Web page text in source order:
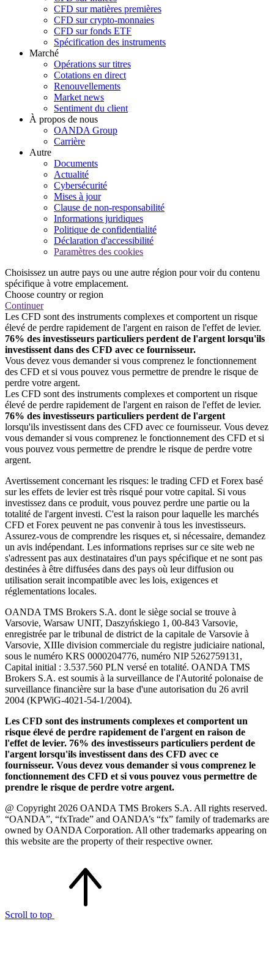
CFD sur matières premières
CFD sur crypto-monnaies
CFD sur fonds ETF
Spécification des instruments
Marché
Opérations sur titres
Cotations en direct
Renouvellements
Market news
Sentiment du client
À propos de nous
OANDA Group
Carrière
Autre
Documents
Actualité
Cybersécurité
Mises à jour
Clause de non-responsabilité
Informations juridiques
Politique de confidentialité
Déclaration d'accessibilité
Paramètres des cookies
Choisissez un autre pays ou une autre région pour voir du contenu
spécifique à votre emplacement.
Choose country or region
Continuer
Les CFD sont des instruments complexes et comportent un risque
élevé de perdre rapidement de l'argent en raison de l'effet de levier.
76% des investisseurs particuliers perdent de l'argent lorsqu'ils
investissent dans des CFD avec ce fournisseur.
Vous devez vous demander si vous comprenez le fonctionnement
des CFD et si vous pouvez vous permettre de prendre le risque de
perdre votre argent.
Les CFD sont des instruments complexes et comportent un risque
élevé de perdre rapidement de l'argent en raison de l'effet de levier.
76% des investisseurs particuliers perdent de l'argent
lorsqu'ils investissent dans des CFD avec ce fournisseur. Vous devez
vous demander si vous comprenez le fonctionnement des CFD et si
vous pouvez vous permettre de prendre le risque de perdre votre
argent.
Avertissement concernant les risques: le trading CFD et Forex basé
sur les effets de levier est très risqué pour votre capital. Si vous
investissez dans ce produit, vous pouvez perdre une partie ou la
totalité de l'argent investi. C'est la raison pour laquelle les marchés
CFD et Forex peuvent ne pas convenir à tous les investisseurs.
Assurez-vous de comprendre les risques et, si nécessaire, demandez
un avis indépendant. Les informations reprises sur ce site web ne
s'adressent pas aux destinataires d'un pays spécifique et ne sont pas
destinées à être diffusées dans des pays où leur diffusion ou
utilisation serait incompatible avec les lois, exigences et
réglementations locales.
OANDA TMS Brokers S.A. dont le siège social se trouve à
Varsovie, Warsaw UNIT, Daszyńskiego 1, 00-843 Varsovie,
enregistrée par le tribunal de district de la capitale de Varsovie à
Varsovie, XIIIe division commerciale du registre judiciaire national,
sous le numéro KRS 0000204776, numéro NIP 5262759131,
Capital initial : 3.537.560 PLN versé en totalité. OANDA TMS
Brokers S.A. est soumis à la surveillance de l'Autorité polonaise de
surveillance financière sur la base d'une autorisation du 26 avril
2004 (KPWiG-4021-54-1/2004).
Les CFD sont des instruments complexes et comportent un
risque élevé de perdre rapidement de l'argent en raison de
l'effet de levier. 76% des investisseurs particuliers perdent de
l'argent lorsqu'ils investissent dans des CFD avec ce
fournisseur. Vous devez vous demander si vous comprenez le
fonctionnement des CFD et si vous pouvez vous permettre de
prendre le risque de perdre votre argent.
@ Copyright 2026 OANDA TMS Brokers S.A. All rights reserved.
“OANDA”, “fxTrade” and OANDA’s “fx” family of trademarks are
owned by OANDA Corporation. All other trademarks appearing on
this website are the property of their respective owner.
Scroll to top